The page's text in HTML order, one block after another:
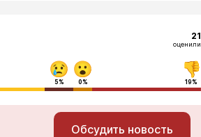
21
оценили
5% 0% 19%
Обсудить новость